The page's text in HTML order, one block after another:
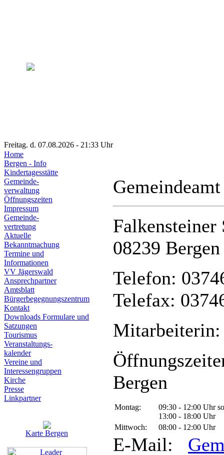
Freitag. d. 07.08.2026 - 21:33 Uhr
Home
Bergen - Info
Kindertagesstätte
Gemeinde-
verwaltung
Öffnungszeiten
Impressum
Gemeinde-
vertretung
Aktuelle
Bekanntmachung
Termine und
Informationen
VV Jägerswald
Ansprechpartner
Amtsblatt
Bürgerbegegnungszentrum
Kontakt
Downloads Formulare und
Satzungen
Tourismus
Veranstaltungs-
kalender
Vereine und
Interessen­gruppen
Kirche
Presse
Linkpartner
Karte Bergen
Falkensteiner
08239 Bergen
Telefon:
Telefax:
Mitarbeiterin:
Bergen
Montag:
09:30 - 12:00 Uhr
13:00 - 18:00 Uhr
Mittwoch:
08:00 - 12:00 Uhr
E-Mail: